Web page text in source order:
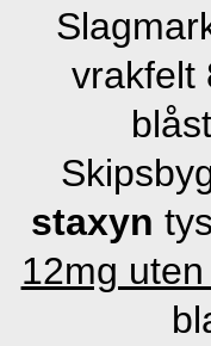
vrakfelt
staxyn
12mg